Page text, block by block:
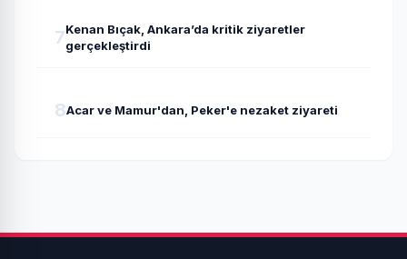
7Kenan Bıçak, Ankara’da kritik ziyaretler
gerçekleştirdi
8Acar ve Mamur'dan, Peker'e nezaket ziyareti